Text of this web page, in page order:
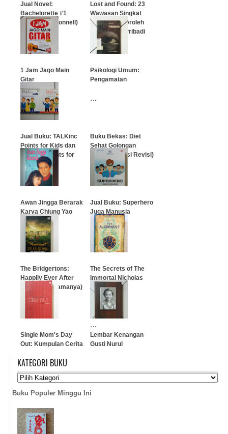
Jual Novel:
Bachelorette #1
(Jennifer O'Connell)
Lost and Found: 23
Wawasan Singkat
untuk Memperoleh
Kebebasan Pribadi
…
1 Jam Jago Main
Gitar
…
Psikologi Umum:
Pengamatan
Jual Buku: TALKinc
Points for Kids dan
TALKinc Points for
Parents
…
Buku Bekas: Diet
Sehat Golongan
Darah O (Edisi Revisi)
…
Awan Jingga Berarak
Karya Chiung Yao
…
Jual Buku: Superhero
Juga Manusia
(Hermawan
Kartajaya)
…
The Bridgertons:
Happily Ever After
(Bahagia Selamanya)
The Secrets of The
Immortal Nicholas
Flamel: The
Alchemyst
(Terjemahan)
Single Mom's Day
Out: Kumpulan Cerita
…
Lembar Kenangan
Gusti Nurul
KATEGORI BUKU
Buku Populer Minggu Ini